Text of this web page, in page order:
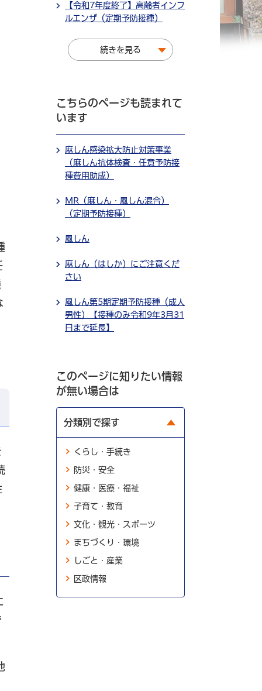
【令和7年度終了】高齢者インフ
ルエンザ（定期予防接種）
続きを見る
こちらのページも読まれて
います
麻しん感染拡大防止対策事業
（麻しん抗体検査・任意予防接
種費用助成）
MR（麻しん・風しん混合）
（定期予防接種）
風しん
麻しん（はしか）にご注意くだ
さい
風しん第5期定期予防接種（成人
男性）【接種のみ令和9年3月31
日まで延長】
このページに知りたい情報
が無い場合は
分類別で探す
くらし・手続き
防災・安全
健康・医療・福祉
子育て・教育
文化・観光・スポーツ
まちづくり・環境
しごと・産業
区政情報